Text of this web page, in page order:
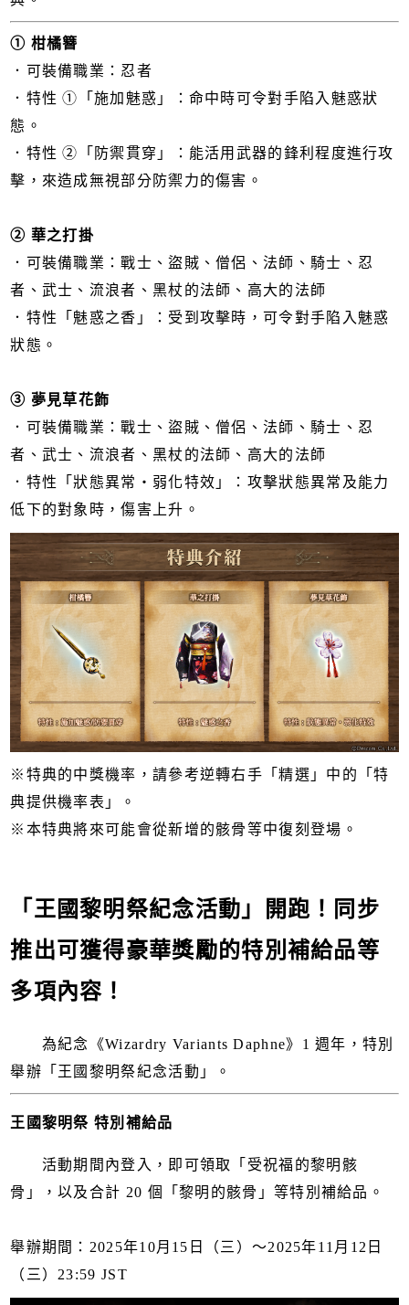
① 柑橘簪
．可裝備職業：忍者
．特性 ①「施加魅惑」：命中時可令對手陷入魅惑狀
態。
．特性 ②「防禦貫穿」：能活用武器的鋒利程度進行攻
擊，來造成無視部分防禦力的傷害。
② 華之打掛
．可裝備職業：戰士、盜賊、僧侶、法師、騎士、忍
者、武士、流浪者、黑杖的法師、高大的法師
．特性「魅惑之香」：受到攻擊時，可令對手陷入魅惑
狀態。
③ 夢見草花飾
．可裝備職業：戰士、盜賊、僧侶、法師、騎士、忍
者、武士、流浪者、黑杖的法師、高大的法師
．特性「狀態異常・弱化特效」：攻擊狀態異常及能力
低下的對象時，傷害上升。
※特典的中獎機率，請參考逆轉右手「精選」中的「特
典提供機率表」。
※本特典將來可能會從新增的骸骨等中復刻登場。
「王國黎明祭紀念活動」開跑！同步
推出可獲得豪華獎勵的特別補給品等
多項內容！
為紀念《Wizardry Variants Daphne》1 週年，特別
舉辦「王國黎明祭紀念活動」。
王國黎明祭 特別補給品
活動期間內登入，即可領取「受祝福的黎明骸
骨」，以及合計 20 個「黎明的骸骨」等特別補給品。
舉辦期間：2025年10月15日（三）～2025年11月12日
（三）23:59 JST